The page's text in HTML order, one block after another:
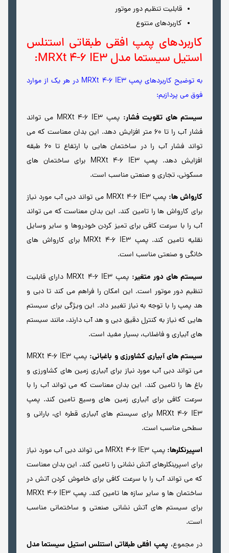
قابلیت تنظیم دور موتور
کاربردهای متنوع
کاربردهای پمپ افقی طبقاتی استنلس
استیل سیستما مدل MRXt 4-6 IE3:
به توضیح کاربردهای پمپ MRXt 4-6 IE3 در هر یک از موارد
فوق می پردازیم:
سیستم های تقویت فشار:
پمپ MRXt 4-6 IE3 می تواند
فشار آب را تا 60 متر افزایش دهد. این بدان معناست که می
تواند فشار آب را در ساختمان هایی با ارتفاع تا 60 طبقه
افزایش دهد. پمپ MRXt 4-6 IE3 برای ساختمان های
مسکونی، تجاری و صنعتی مناسب است.
کارواش ها:
پمپ MRXt 4-6 IE3 می تواند دبی آب مورد نیاز
برای کارواش ها را تامین کند. این بدان معناست که می تواند
آب را با سرعت کافی برای تمیز کردن خودروها و سایر وسایل
نقلیه تامین کند. پمپ MRXt 4-6 IE3 برای کارواش های
خانگی و صنعتی مناسب است.
سیستم های دور متغیر:
پمپ MRXt 4-6 IE3 دارای قابلیت
تنظیم دور موتور است. این امکان را فراهم می کند تا دبی و
هد پمپ را با توجه به نیاز تغییر داد. این ویژگی برای سیستم
هایی که نیاز به کنترل دقیق دبی و هد آب دارند، مانند سیستم
های آبیاری و فاضلاب، بسیار مفید است.
سیستم های آبیاری کشاورزی و باغبانی:
پمپ MRXt 4-6 IE3
می تواند دبی آب مورد نیاز برای آبیاری زمین های کشاورزی و
باغ ها را تامین کند. این بدان معناست که می تواند آب را با
سرعت کافی برای آبیاری زمین های وسیع تامین کند. پمپ
MRXt 4-6 IE3 برای سیستم های آبیاری قطره ای، بارانی و
سطحی مناسب است.
اسپیرنکلرها:
پمپ MRXt 4-6 IE3 می تواند دبی آب مورد نیاز
برای اسپرینکلرهای آتش نشانی را تامین کند. این بدان معناست
که می تواند آب را با سرعت کافی برای خاموش کردن آتش در
ساختمان ها و سایر سازه ها تامین کند. پمپ MRXt 4-6 IE3
برای سیستم های آتش نشانی صنعتی و ساختمانی مناسب
است.
در مجموع، پمپ افقی طبقاتی استنلس استیل سیستما مدل